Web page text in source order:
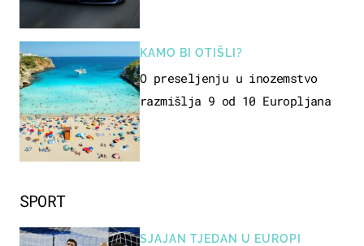
SPORT
SJAJAN TJEDAN U EUROPI
KAMO BI OTIŠLI?
O preseljenju u inozemstvo
razmišlja 9 od 10 Europljana